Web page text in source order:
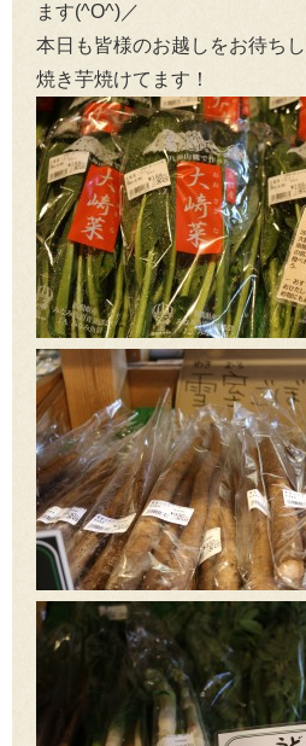
ます(^O^)／
本日も皆様のお越しをお待ち
焼き芋焼けてます！